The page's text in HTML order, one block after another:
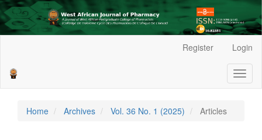
Sidebar
Register Login
Home Archives Vol. 36 No. 1 (2025) Articles